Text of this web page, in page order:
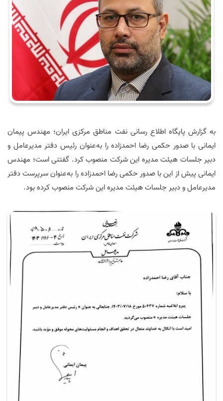
به گزارش پایگاه اطلاع رسانی نفت مناطق مرکزی ایران؛ مهندس پیمان
ایمانی با صدور حکمی رضا احمدزاده را به‌عنوان رئیس دفتر مدیرعامل و
دبیر جلسات هیئت مدیره این شرکت منصوب کرد. گفتنی است؛ مهندس
ایمانی پیش از این با صدور حکمی رضا احمدزاده را به‌عنوان سرپرست دفتر
مدیرعامل و دبیر جلسات هیئت مدیره این شرکت منصوب کرده بود.